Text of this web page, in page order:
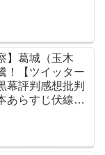
】葛城（玉木
！【ツイッター
幕評判感想批判
あらすじ伏線ま